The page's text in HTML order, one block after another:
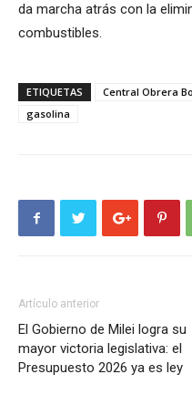
da marcha atrás con la
combustibles.
ETIQUETAS Central Obrera
gasolina
Artículo anterior
El Gobierno de Milei logra su
mayor victoria legislativa: el
Presupuesto 2026 ya es ley